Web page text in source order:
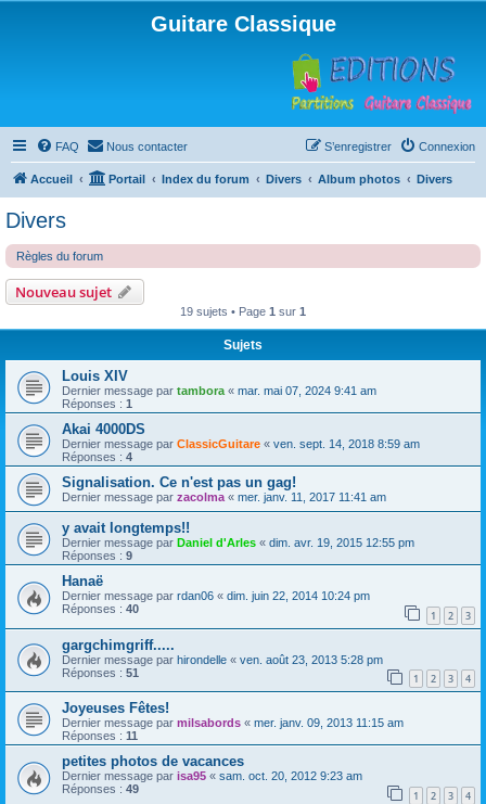
Guitare Classique
FAQ Nous contacter Connexion
S’enregistrer
Accueil Portail Index du forum Divers Album photos Divers
Divers
Règles du forum
Nouveau sujet
19 sujets • Page 1 sur 1
Sujets
Louis XIV
Dernier message par tambora « mar. mai 07, 2024 9:41 am
Réponses : 1
Akai 4000DS
Dernier message par ClassicGuitare « ven. sept. 14, 2018 8:59 am
Réponses : 4
Signalisation. Ce n'est pas un gag!
Dernier message par zacolma « mer. janv. 11, 2017 11:41 am
y avait longtemps!!
Dernier message par Daniel d'Arles « dim. avr. 19, 2015 12:55 pm
Réponses : 9
Hanaë
Dernier message par rdan06 « dim. juin 22, 2014 10:24 pm
Réponses : 40 1 2 3
gargchimgriff.....
Dernier message par hirondelle « ven. août 23, 2013 5:28 pm
Réponses : 51 1 2 3 4
Joyeuses Fêtes!
Dernier message par milsabords « mer. janv. 09, 2013 11:15 am
Réponses : 11
petites photos de vacances
Dernier message par isa95 « sam. oct. 20, 2012 9:23 am
Réponses : 49 1 2 3 4